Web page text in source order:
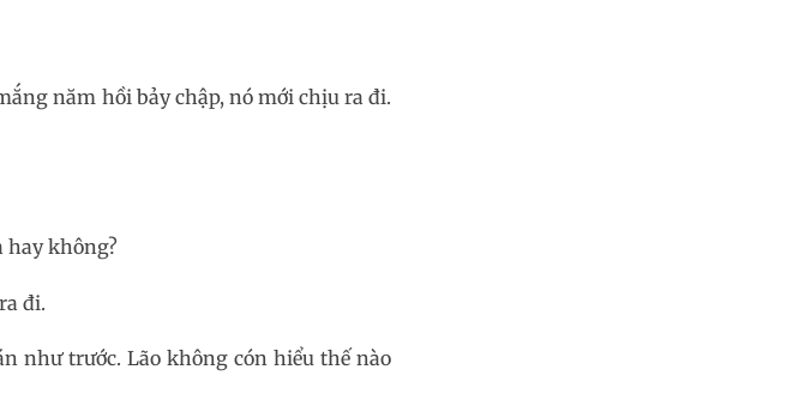
năm hồi bảy chập, nó mới chịu ra đi.
hay không?
đi.
như trước. Lão không cón hiểu thế nào